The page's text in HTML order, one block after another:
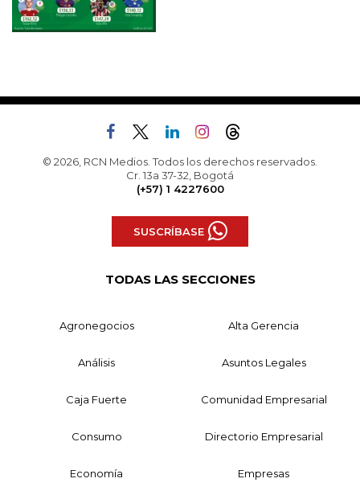
© 2026, RCN Medios. Todos los derechos reservados.
Cr. 13a 37-32, Bogotá
(+57) 1 4227600
SUSCRÍBASE
TODAS LAS SECCIONES
Agronegocios Alta Gerencia
Análisis Asuntos Legales
Caja Fuerte Comunidad Empresarial
Consumo Directorio Empresarial
Economía Empresas